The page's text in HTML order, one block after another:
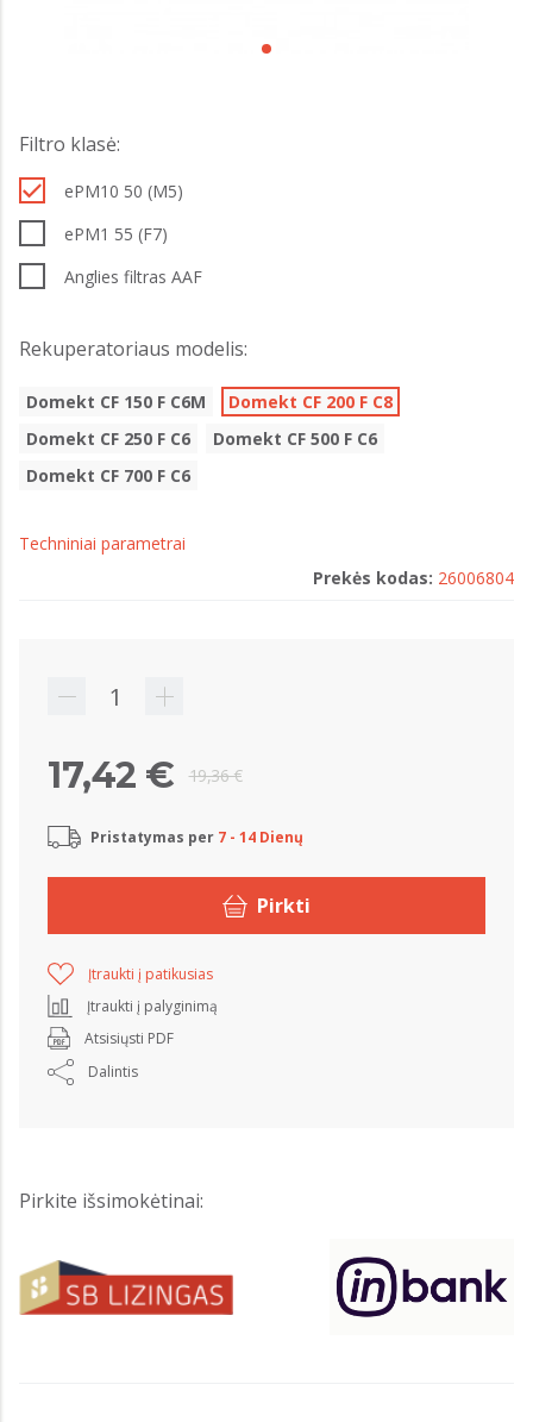
Filtro klasė:
ePM10 50 (M5)
ePM1 55 (F7)
Anglies filtras AAF
Rekuperatoriaus modelis:
Domekt CF 150 F C6M
Domekt CF 200 F C8
Domekt CF 250 F C6
Domekt CF 500 F C6
Domekt CF 700 F C6
Techniniai parametrai
Prekės kodas: 26006804
19,36 €
17,42 €
Pristatymas per 7 - 14 Dienų
Pirkti
Įtraukti į patikusias
Įtraukti į palyginimą
Atsisiųsti PDF
Dalintis
Pirkite išsimokėtinai: